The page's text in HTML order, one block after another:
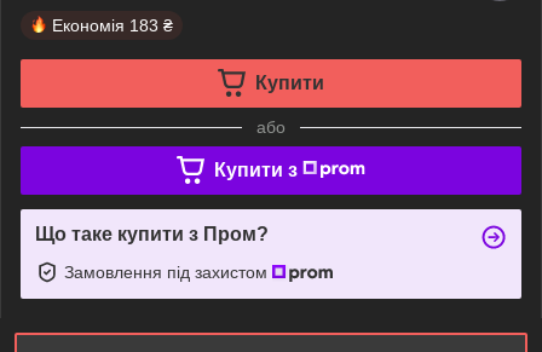
Економія 183 ₴
Купити
або
Купити з
Що таке купити з Пром?
Замовлення під захистом